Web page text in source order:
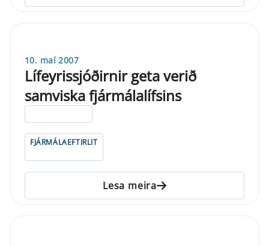
10. maí 2007
Lífeyrissjóðirnir geta verið
samviska fjármálalífsins
FJÁRMÁLAEFTIRLIT
Lesa meira